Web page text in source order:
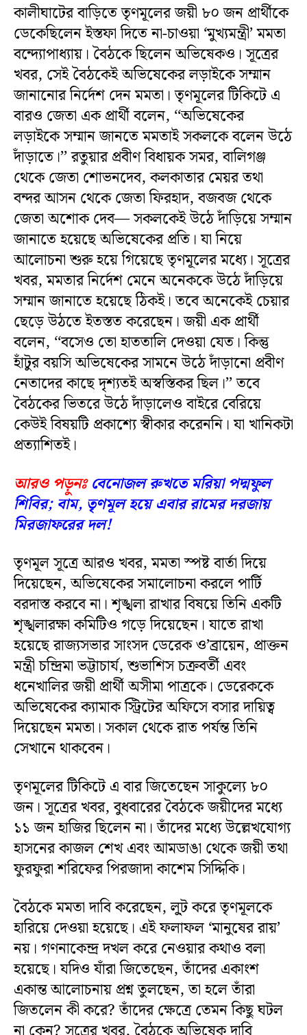
কালীঘাটের বাড়িতে তৃণমূলের জয়ী ৮০ জন প্রার্থীকে
ডেকেছিলেন ইস্তফা দিতে না-চাওয়া ‘মুখ্যমন্ত্রী’ মমতা
বন্দ্যোপাধ্যায়। বৈঠকে ছিলেন অভিষেকও। সূত্রের
খবর, সেই বৈঠকেই অভিষেকের লড়াইকে সম্মান
জানানোর নির্দেশ দেন মমতা। তৃণমূলের টিকিটে এ
বারও জেতা এক প্রার্থী বলেন, ‘‘অভিষেকের
লড়াইকে সম্মান জানতে মমতাই সকলকে বলেন উঠে
দাঁড়াতে।’’ রতুয়ার প্রবীণ বিধায়ক সমর, বালিগঞ্জ
থেকে জেতা শোভনদেব, কলকাতার মেয়র তথা
বন্দর আসন থেকে জেতা ফিরহাদ, বজবজ থেকে
জেতা অশোক দেব— সকলকেই উঠে দাঁড়িয়ে সম্মান
জানাতে হয়েছে অভিষেকের প্রতি। যা নিয়ে
আলোচনা শুরু হয়ে গিয়েছে তৃণমূলের মধ্যে। সূত্রের
খবর, মমতার নির্দেশ মেনে অনেককে উঠে দাঁড়িয়ে
সম্মান জানাতে হয়েছে ঠিকই। তবে অনেকেই চেয়ার
ছেড়ে উঠতে ইতস্তত করেছেন। জয়ী এক প্রার্থী
বলেন, ‘‘বসেও তো হাততালি দেওয়া যেত। কিন্তু
হাঁটুর বয়সি অভিষেকের সামনে উঠে দাঁড়ানো প্রবীণ
নেতাদের কাছে দৃশ্যতই অস্বস্তিকর ছিল।’’ তবে
বৈঠকের ভিতরে উঠে দাঁড়ালেও বাইরে বেরিয়ে
কেউই বিষয়টি প্রকাশ্যে স্বীকার করেননি। যা খানিকটা
প্রত্যাশিতই।
আরও পড়ুনঃ বেনোজল রুখতে মরিয়া পদ্মফুল
শিবির; বাম, তৃণমূল হয়ে এবার রামের দরজায়
মিরজাফরের দল!
তৃণমূল সূত্রে আরও খবর, মমতা স্পষ্ট বার্তা দিয়ে
দিয়েছেন, অভিষেকের সমালোচনা করলে পার্টি
বরদাস্ত করবে না। শৃঙ্খলা রাখার বিষয়ে তিনি একটি
শৃঙ্খলারক্ষা কমিটিও গড়ে দিয়েছেন। যাতে রাখা
হয়েছে রাজ্যসভার সাংসদ ডেরেক ও’ব্রায়েন, প্রাক্তন
মন্ত্রী চন্দ্রিমা ভট্টাচার্য, শুভাশিস চক্রবর্তী এবং
ধনেখালির জয়ী প্রার্থী অসীমা পাত্রকে। ডেরেককে
অভিষেকের ক্যামাক স্ট্রিটের অফিসে বসার দায়িত্ব
দিয়েছেন মমতা। সকাল থেকে রাত পর্যন্ত তিনি
সেখানে থাকবেন।
তৃণমূলের টিকিটে এ বার জিতেছেন সাকুল্যে ৮০
জন। সূত্রের খবর, বুধবারের বৈঠকে জয়ীদের মধ্যে
১১ জন হাজির ছিলেন না। তাঁদের মধ্যে উল্লেখযোগ্য
হাসনের কাজল শেখ এবং আমডাঙা থেকে জয়ী তথা
ফুরফুরা শরিফের পিরজাদা কাশেম সিদ্দিকি।
বৈঠকে মমতা দাবি করেছেন, লু়ট করে তৃণমূলকে
হারিয়ে দেওয়া হয়েছে। এই ফলাফল ‘মানুষের রায়’
নয়। গণনাকেন্দ্র দখল করে নেওয়ার কথাও বলা
হয়েছে। যদিও যাঁরা জিতেছেন, তাঁদের একাংশ
একান্ত আলোচনায় প্রশ্ন তুলছেন, তা হলে তাঁরা
জিতলেন কী করে? তাঁদের ক্ষেত্রে তেমন কিছু ঘটল